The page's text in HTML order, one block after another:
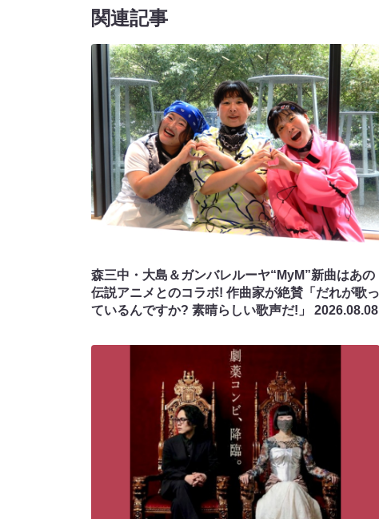
関連記事
森三中・大島＆ガンバレルーヤ“MyM”新曲はあの
伝説アニメとのコラボ! 作曲家が絶賛「だれが歌っ
ているんですか? 素晴らしい歌声だ!」 2026.08.08